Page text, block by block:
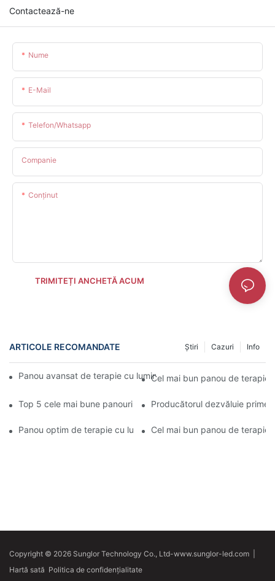
Contactează-ne
Nume
E-Mail
Telefon/whatsapp
Companie
Conţinut
TRIMITEȚI ANCHETĂ ACUM
ARTICOLE RECOMANDATE Info
Cazuri
Știri
Panou avansat de terapie cu lumină roșie la domiciliu, de la
Cel mai bun panou de terapie
Top 5 cele mai bune panouri de terapie cu lumină roșie pentru
Producătorul dezvăluie
Panou optim de terapie cu lumină roșie acasă pentru sănătatea
Cel mai bun panou de terapie
Copyright © 2026 Sunglor Technology Co., Ltd-www.sunglor-led.com
Hartă sată Politica de confidențialitate